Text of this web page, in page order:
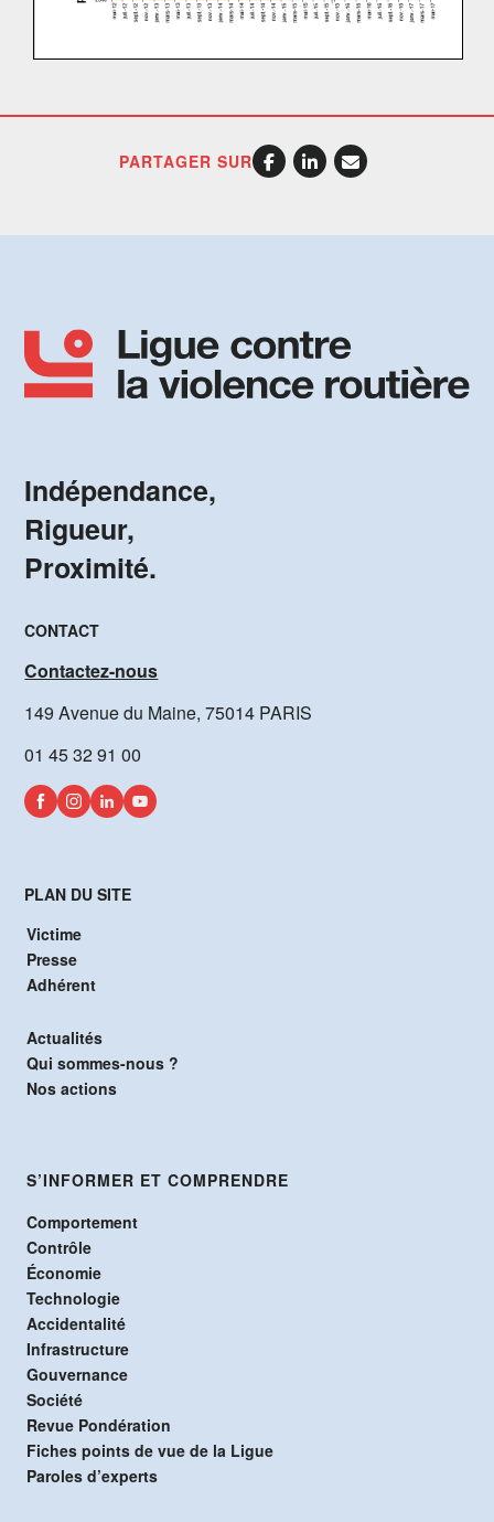
PARTAGER SUR
Indépendance,
Rigueur,
Proximité.
CONTACT
Contactez-nous
149 Avenue du Maine, 75014 PARIS
01 45 32 91 00
PLAN DU SITE
Victime
Presse
Adhérent
Actualités
Qui sommes-nous ?
Nos actions
S’INFORMER ET COMPRENDRE
Comportement
Contrôle
Économie
Technologie
Accidentalité
Infrastructure
Gouvernance
Société
Revue Pondération
Fiches points de vue de la Ligue
Paroles d’experts